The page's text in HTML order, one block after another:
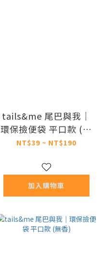
tails&me 尾巴與我｜
環保撿便袋 平口款 (木
質香)
NT$39 ~ NT$190
加入購物車